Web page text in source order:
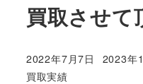
買取させて
投稿日
2022年7月7日
更新日
2023年
カテゴリー
買取実績